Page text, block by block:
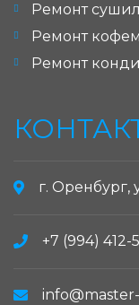
Ремонт
Ремонт
Ремонт
г. Оренбург,
+7 (994) 412-